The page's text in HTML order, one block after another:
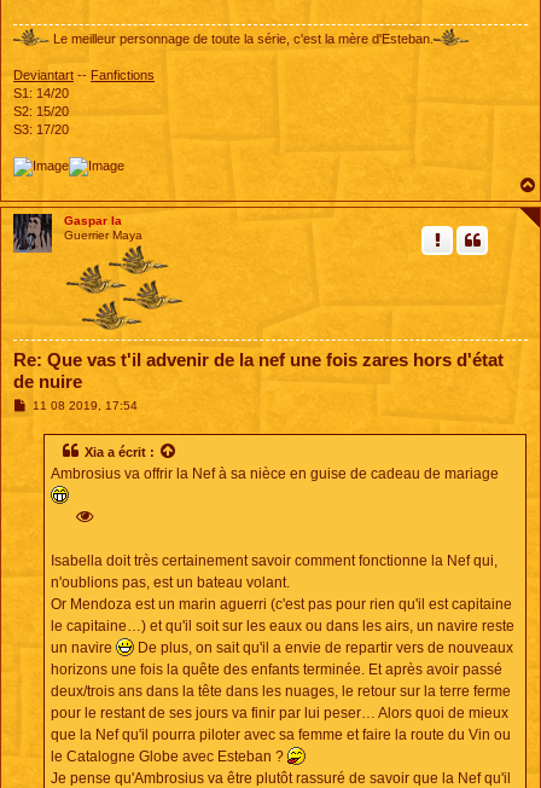
Le meilleur personnage de toute la série, c'est la mère d'Esteban.
Deviantart -- Fanfictions
S1: 14/20
S2: 15/20
S3: 17/20
Gaspar la
Guerrier Maya
Re: Que vas t'il advenir de la nef une fois zares hors d'état
de nuire
M11 08 2019, 17:54
Xia a écrit :
Ambrosius va offrir la Nef à sa nièce en guise de cadeau de mariage
Isabella doit très certainement savoir comment fonctionne la Nef qui,
n'oublions pas, est un bateau volant.
Or Mendoza est un marin aguerri (c'est pas pour rien qu'il est capitaine
le capitaine…) et qu'il soit sur les eaux ou dans les airs, un navire reste
un navire
De plus, on sait qu'il a envie de repartir vers de nouveaux
horizons une fois la quête des enfants terminée. Et après avoir passé
deux/trois ans dans la tête dans les nuages, le retour sur la terre ferme
pour le restant de ses jours va finir par lui peser… Alors quoi de mieux
que la Nef qu'il pourra piloter avec sa femme et faire la route du Vin ou
le Catalogne Globe avec Esteban ?
Je pense qu'Ambrosius va être plutôt rassuré de savoir que la Nef qu'il